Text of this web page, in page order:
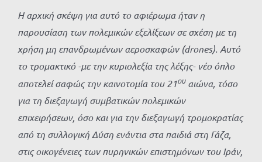
Η αρχική σκέψη για αυτό το αφιέρωμα ήταν η
παρουσίαση των πολεμικών εξελίξεων σε σχέση με τη
χρήση μη επανδρωμένων αεροσκαφών (drones). Αυτό
το τρομακτικό -με την κυριολεξία της λέξης- νέο όπλο
αποτελεί σαφώς την καινοτομία του 21ουαιώνα, τόσο
για τη διεξαγωγή συμβατικών πολεμικών
επιχειρήσεων, όσο και για την διεξαγωγή τρομοκρατίας
από τη συλλογική Δύση ενάντια στα παιδιά στη Γάζα,
στις οικογένειες των πυρηνικών επιστημόνων του Ιράν,